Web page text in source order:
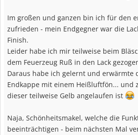
Im großen und ganzen bin ich für den
zufrieden - mein Endgegner war die
Finish.
Leider habe ich mir teilweise beim
dem Feuerzeug Ruß in den Lack
Daraus habe ich gelernt und erwärmte
Endkappe mit einem Heißluftfön... und
dieser teilweise Gelb angelaufen ist
Naja, Schönheitsmakel, welche die
beeinträchtigen - beim nächsten Mal